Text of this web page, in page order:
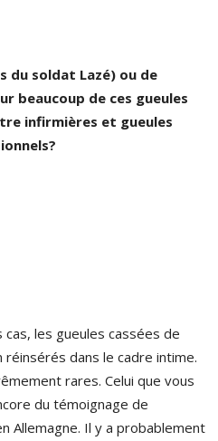
du soldat Lazé) ou de
beaucoup de ces gueules
infirmières et gueules
cas, les gueules cassées de
dans le cadre intime.
rares. Celui que vous
du témoignage de
Allemagne. Il y a probablement